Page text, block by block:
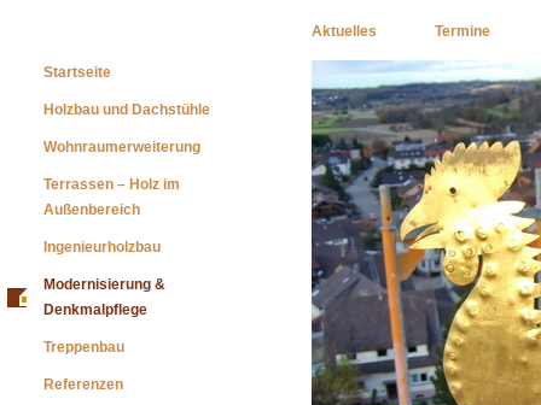
Startseite
Holzbau und Dachstühle
Wohnraumerweiterung
Terrassen – Holz im
Außenbereich
Ingenieurholzbau
Modernisierung &
Denkmalpflege
Treppenbau
Referenzen
Aktuelles Termine